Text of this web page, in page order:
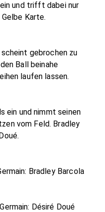
und trifft dabei nur
Karte.
gebrochen zu
Ball beinahe
laufen lassen.
ein und nimmt seinen
vom Feld. Bradley
Bradley Barcola
Désiré Doué